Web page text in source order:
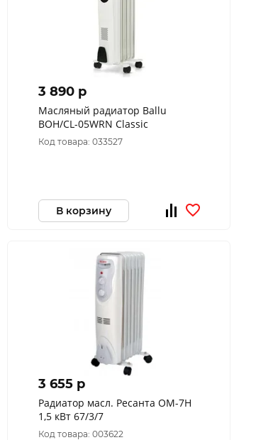
3 890 p
Масляный радиатор Ballu
BOH/CL-05WRN Classic
Код товара: 033527
В корзину
3 655 p
Радиатор масл. Ресанта ОМ-7Н
1,5 кВт 67/3/7
Код товара: 003622